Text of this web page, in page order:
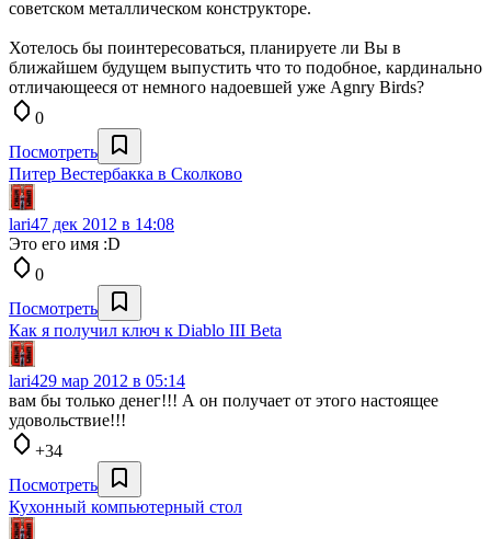
советском металлическом конструкторе.
Хотелось бы поинтересоваться, планируете ли Вы в
ближайшем будущем выпустить что то подобное, кардинально
отличающееся от немного надоевшей уже Agnry Birds?
0
Посмотреть
Питер Вестербакка в Сколково
lari47 дек 2012 в 14:08
Это его имя :D
0
Посмотреть
Как я получил ключ к Diablo III Beta
lari429 мар 2012 в 05:14
вам бы только денег!!! А он получает от этого настоящее
удовольствие!!!
+34
Посмотреть
Кухонный компьютерный стол